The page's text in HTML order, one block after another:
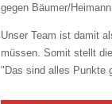
gegen Bäumer/
Unser Team ist damit
müssen. Somit stellt
"Das sind alles Punkte